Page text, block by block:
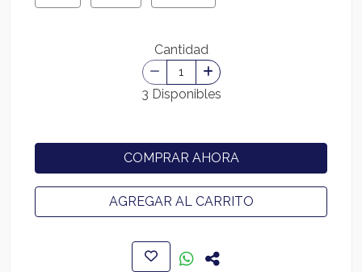
Cantidad
3 Disponibles
COMPRAR AHORA
AGREGAR AL CARRITO